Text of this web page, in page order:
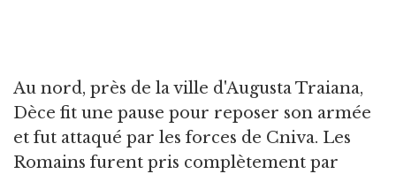
Au nord, près de la ville d'Augusta Traiana,
Dèce fit une pause pour reposer son armée
et fut attaqué par les forces de Cniva. Les
Romains furent pris complètement par